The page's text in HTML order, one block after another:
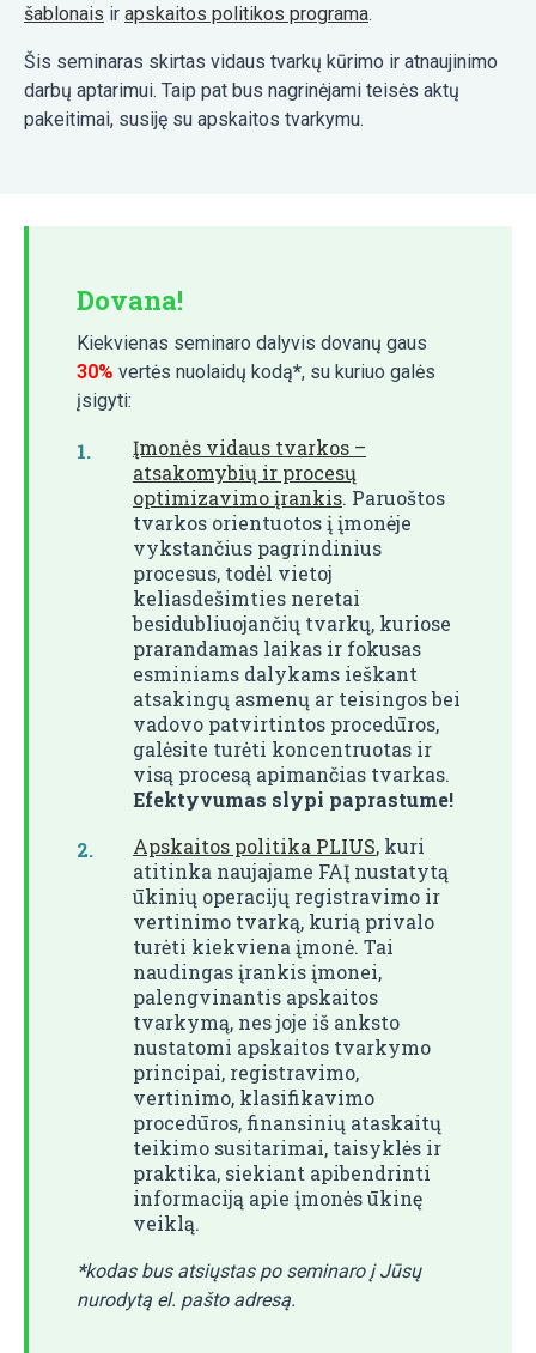
šablonais ir apskaitos politikos programa.
Šis seminaras skirtas vidaus tvarkų kūrimo ir atnaujinimo
darbų aptarimui. Taip pat bus nagrinėjami teisės aktų
pakeitimai, susiję su apskaitos tvarkymu.
Dovana!
Kiekvienas seminaro dalyvis dovanų gaus
30% vertės nuolaidų kodą*, su kuriuo galės
įsigyti:
Įmonės vidaus tvarkos –
atsakomybių ir procesų
optimizavimo įrankis. Paruoštos
tvarkos orientuotos į įmonėje
vykstančius pagrindinius
procesus, todėl vietoj
keliasdešimties neretai
besidubliuojančių tvarkų, kuriose
prarandamas laikas ir fokusas
esminiams dalykams ieškant
atsakingų asmenų ar teisingos bei
vadovo patvirtintos procedūros,
galėsite turėti koncentruotas ir
visą procesą apimančias tvarkas.
Efektyvumas slypi paprastume!
Apskaitos politika PLIUS, kuri
atitinka naujajame FAĮ nustatytą
ūkinių operacijų registravimo ir
vertinimo tvarką, kurią privalo
turėti kiekviena įmonė. Tai
naudingas įrankis įmonei,
palengvinantis apskaitos
tvarkymą, nes joje iš anksto
nustatomi apskaitos tvarkymo
principai, registravimo,
vertinimo, klasifikavimo
procedūros, finansinių ataskaitų
teikimo susitarimai, taisyklės ir
praktika, siekiant apibendrinti
informaciją apie įmonės ūkinę
veiklą.
*kodas bus atsiųstas po seminaro į Jūsų
nurodytą el. pašto adresą.